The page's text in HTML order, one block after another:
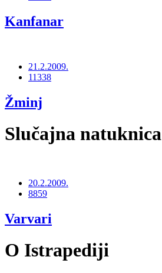
Kanfanar
21.2.2009.
11338
Žminj
Slučajna natuknica
20.2.2009.
8859
Varvari
O Istrapediji